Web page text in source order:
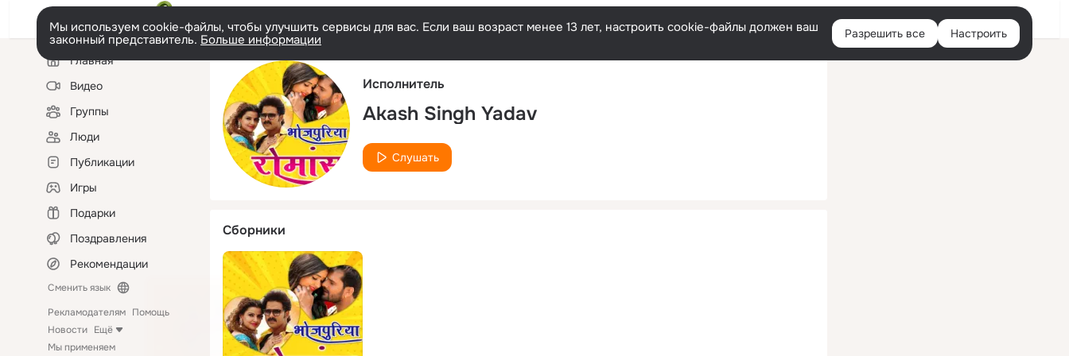
Русский Войти
Мы используем cookie-файлы, чтобы улучшить сервисы для вас. Если ваш возраст менее 13 лет, настроить cookie-файлы должен ваш
законный представитель. Больше информации Разрешить все Настроить
Левая
колонкаГлавная
Видео
Группы
Люди
Публикации
Игры
Подарки
Поздравления
Рекомендации
Сменить язык
Рекламодателям Помощь
Новости Ещё
Мы применяем
Исполнитель
Akash Singh Yadav
Слушать
Сборники